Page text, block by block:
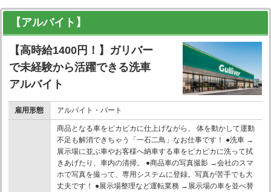
【アルバイト】
【高時給1400円！】ガリバー
で未経験から活躍できる洗車
アルバイト
雇用形態 アルバイト・パート
商品となる車をピカピカに仕上げながら、 体を動かして運動
不足も解消できちゃう「一石二鳥」なお仕事です！ ●洗車 →
展示場に並ぶ車やお客様へ納車する車をピカピカに洗って拭
きあげたり、車内の清掃。 ●商品車の写真撮影 →会社のスマ
ホで写真を撮って、専用システムに登録。写真が苦手でも大
丈夫です！ ●展示場整理など運転業務 →展示場の車を並べ替